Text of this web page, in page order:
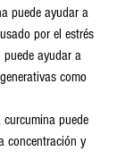
puede ayudar a
por el estrés
ayudar a
como
puede
concentración y